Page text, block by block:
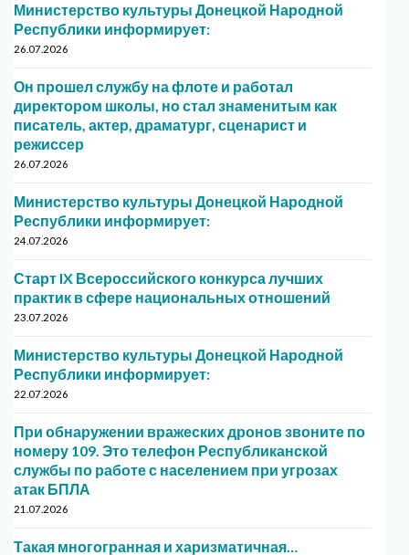
Министерство культуры Донецкой Народной
Республики информирует:
26.07.2026
Он прошел службу на флоте и работал
директором школы, но стал знаменитым как
писатель, актер, драматург, сценарист и
режиссер
26.07.2026
Министерство культуры Донецкой Народной
Республики информирует:
24.07.2026
Старт IX Всероссийского конкурса лучших
практик в сфере национальных отношений
23.07.2026
Министерство культуры Донецкой Народной
Республики информирует:
22.07.2026
При обнаружении вражеских дронов звоните по
номеру 109. Это телефон Республиканской
службы по работе с населением при угрозах
атак БПЛА
21.07.2026
Такая многогранная и харизматичная…